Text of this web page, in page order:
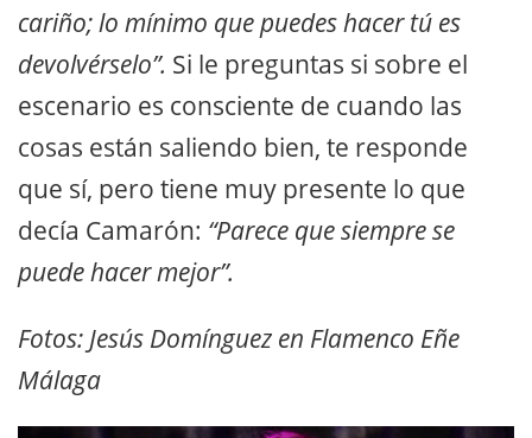
cariño; lo mínimo que puedes hacer tú es
devolvérselo”. Si le preguntas si sobre el
escenario es consciente de cuando las
cosas están saliendo bien, te responde
que sí, pero tiene muy presente lo que
decía Camarón: “Parece que siempre se
puede hacer mejor”.
Fotos: Jesús Domínguez en Flamenco Eñe
Málaga